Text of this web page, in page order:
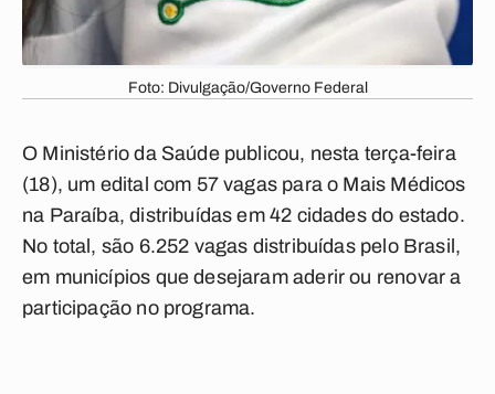
Foto: Divulgação/Governo Federal
O Ministério da Saúde publicou, nesta terça-feira
(18), um edital com 57 vagas para o Mais Médicos
na Paraíba, distribuídas em 42 cidades do estado.
No total, são 6.252 vagas distribuídas pelo Brasil,
em municípios que desejaram aderir ou renovar a
participação no programa.